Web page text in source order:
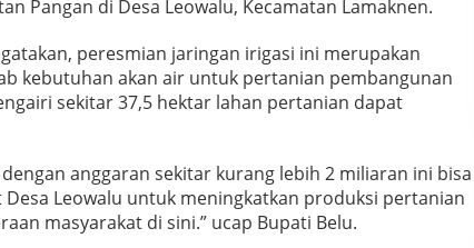
Pangan di Desa Leowalu, Kecamatan Lamaknen.
peresmian jaringan irigasi ini merupakan
kebutuhan akan air untuk pertanian pembangunan
sekitar 37,5 hektar lahan pertanian dapat
anggaran sekitar kurang lebih 2 miliaran ini bisa
Leowalu untuk meningkatkan produksi pertanian
masyarakat di sini.” ucap Bupati Belu.